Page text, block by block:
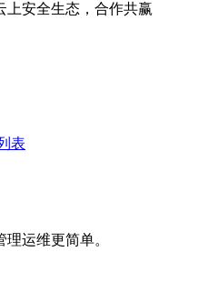
上安全生态，合作共赢
表
运维更简单。